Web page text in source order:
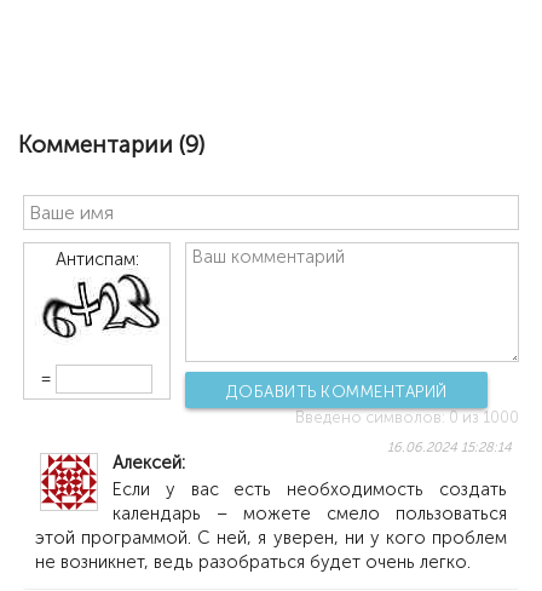
Комментарии (9)
Антиспам:
=
ДОБАВИТЬ КОММЕНТАРИЙ
Введено символов:0из 1000
Алексей
16.06.2024 15:28:14
Если у вас есть необходимость создать
календарь – можете смело пользоваться
этой программой. С ней, я уверен, ни у кого проблем
не возникнет, ведь разобраться будет очень легко.